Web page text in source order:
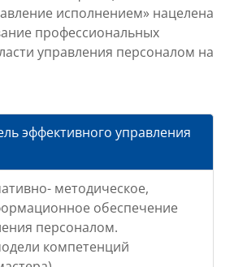
исполнением» нацелена
профессиональных
управления персоналом на
эффективного управления
методическое,
обеспечение
персоналом.
компетенций